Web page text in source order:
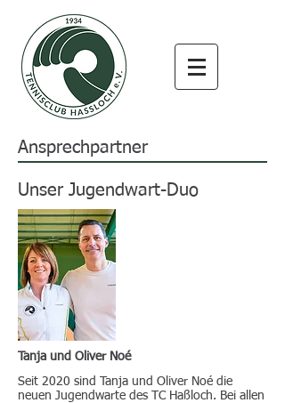
Ansprechpartner
Unser Jugendwart-Duo
Tanja und Oliver Noé
Seit 2020 sind Tanja und Oliver Noé die
neuen Jugendwarte des TC Haßloch. Bei allen